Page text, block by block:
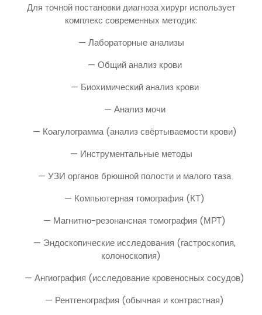
Для точной постановки диагноза хирург использует
комплекс современных методик:
— Лабораторные анализы
— Общий анализ крови
— Биохимический анализ крови
— Анализ мочи
— Коагулограмма (анализ свёртываемости крови)
— Инструментальные методы
— УЗИ органов брюшной полости и малого таза
— Компьютерная томография (КТ)
— Магнитно-резонансная томография (МРТ)
— Эндоскопические исследования (гастроскопия,
колоноскопия)
— Ангиография (исследование кровеносных сосудов)
— Рентгенография (обычная и контрастная)